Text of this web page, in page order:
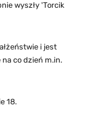
wyszły 'Torcik
i jest
co dzień m.in.
18.